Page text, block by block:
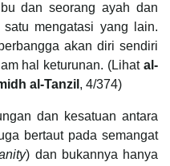
dan seorang ayah dan
mengatasi yang lain.
akan diri sendiri
hal keturunan. (Lihat al-
al-Tanzil , 4/374)
dan kesatuan antara
bertaut pada semangat
) dan bukannya hanya